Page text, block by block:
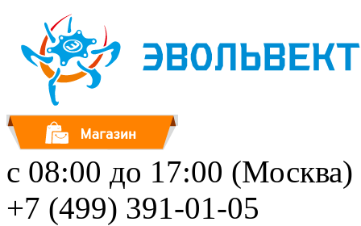
с 08:00 до 17:00 (Москва)
+7 (499) 391-01-05